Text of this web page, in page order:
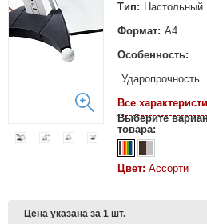
Тип: Настольный
Формат: А4
Особенность:
Ударопрочность
Все
Выберите
товара:
Цвет: Ассорти
Цена указана за 1 шт.